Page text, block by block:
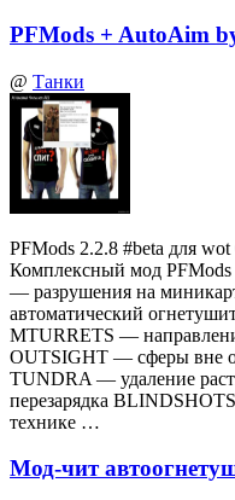
PFMods + AutoAim
@ Танки
PFMods 2.2.8 #beta для
Комплексный мод
— разрушения на
автоматический
MTURRETS —
OUTSIGHT — сферы вне
TUNDRA — удаление
перезарядка
технике …
Мод-чит